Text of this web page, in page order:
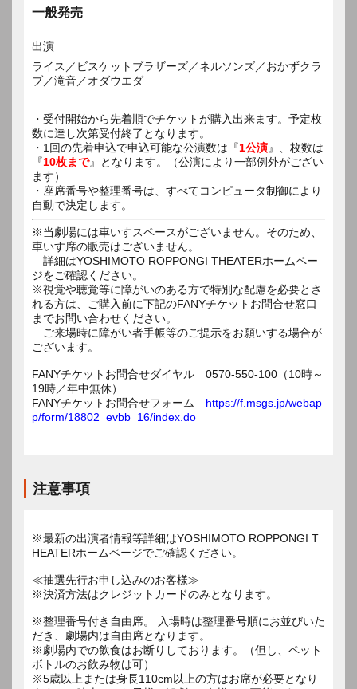
一般発売
出演
ライス／ビスケットブラザーズ／ネルソンズ／おかずクラ
ブ／滝音／オダウエダ
・受付開始から先着順でチケットが購入出来ます。予定枚
数に達し次第受付終了となります。
・1回の先着申込で申込可能な公演数は『1公演』、枚数は
『10枚まで』となります。（公演により一部例外がござい
ます）
・座席番号や整理番号は、すべてコンピュータ制御により
自動で決定します。
※当劇場には車いすスペースがございません。そのため、
車いす席の販売はございません。
詳細はYOSHIMOTO ROPPONGI THEATERホームペー
ジをご確認ください。
※視覚や聴覚等に障がいのある方で特別な配慮を必要とさ
れる方は、ご購入前に下記のFANYチケットお問合せ窓口
までお問い合わせください。
ご来場時に障がい者手帳等のご提示をお願いする場合が
ございます。
FANYチケットお問合せダイヤル 0570-550-100（10時～
19時／年中無休）
FANYチケットお問合せフォーム https://f.msgs.jp/webap
p/form/18802_evbb_16/index.do
注意事項
※最新の出演者情報等詳細はYOSHIMOTO ROPPONGI T
HEATERホームページでご確認ください。
≪抽選先行お申し込みのお客様≫
※決済方法はクレジットカードのみとなります。
※整理番号付き自由席。 入場時は整理番号順にお並びいた
だき、劇場内は自由席となります。
※劇場内での飲食はお断りしております。（但し、ペット
ボトルのお飲み物は可）
※5歳以上または身長110cm以上の方はお席が必要となり